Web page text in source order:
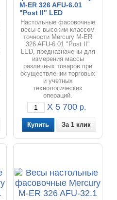
M-ER 326 AFU-6.01
"Post II" LED
Настольные фасовочные
весы с высоким классом
точности Mercury M-ER
326 AFU-6.01 "Post II"
LED, предназначены для
измерения массы
различных товаров при
осуществлении торговых
и учетных
технологических
операций.
X 5 700 р.
За 1 клик